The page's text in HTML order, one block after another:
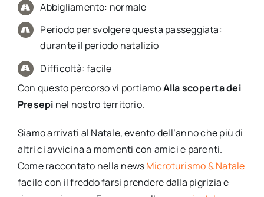
Abbigliamento: normale
Periodo per svolgere questa passeggiata:
durante il periodo natalizio
Difficoltà: facile
Con questo percorso vi portiamoAlla scoperta dei
Presepi nel nostro territorio.
Siamo arrivati al Natale, evento dell’anno che più di
altri ci avvicina a momenti con amici e parenti.
Come raccontato nella newsMicroturismo & Natale
facile con il freddo farsi prendere dalla pigrizia e